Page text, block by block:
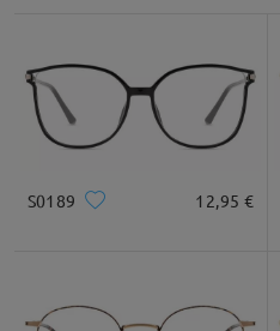
S0189 12,95 €